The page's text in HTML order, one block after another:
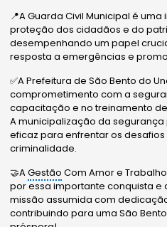
📍A Guarda Civil Municipal é
proteção dos cidadãos e do
desempenhando um papel
resposta a emergências e
✅A Prefeitura de São Bento do
comprometimento com a
capacitação e no treinamento
A municipalização da
eficaz para enfrentar os
criminalidade.
🤝AGestão Com Amor e
por essa importante conquista
missão assumida com
contribuindo para uma São